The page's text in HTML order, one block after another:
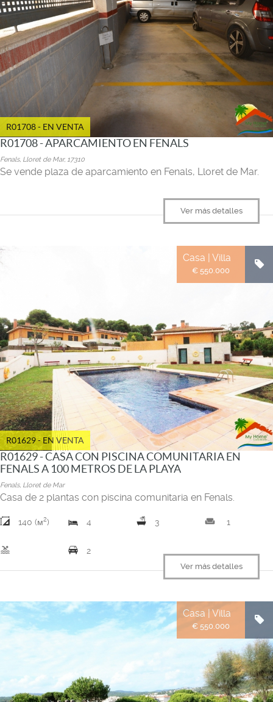
R01708 - EN VENTA
R01708 - APARCAMIENTO EN FENALS
Fenals, Lloret de Mar, 17310
Se vende plaza de aparcamiento en Fenals, Lloret de Mar.
Ver más detalles
R01629 - EN VENTA
Casa | Villa
€ 550.000
R01629 - CASA CON PISCINA COMUNITARIA EN
FENALS A 100 METROS DE LA PLAYA
Fenals, Lloret de Mar
Casa de 2 plantas con piscina comunitaria en Fenals.
140 (м2) 4 3 weekend 1
pool 2
Ver más detalles
Casa | Villa
€ 550.000